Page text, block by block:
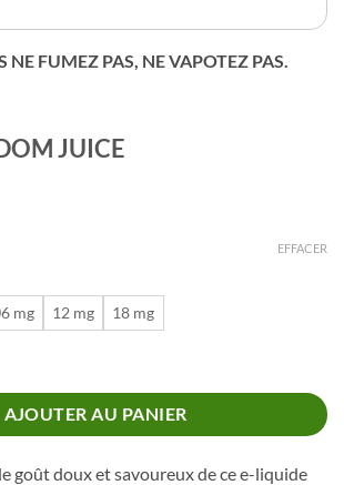
NE FUMEZ PAS, NE VAPOTEZ PAS.
JUICE
mg 12 mg 18 mg
EFFACER
JUICE
AJOUTER AU PANIER
goût doux et savoureux de ce e-liquide